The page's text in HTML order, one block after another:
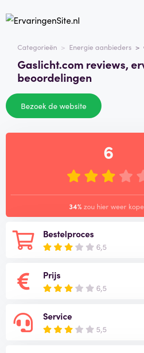
Categorieën Energie aanbieders
Gaslicht.com reviews,
beoordelingen
Bezoek de website
Bestelproces
6,5
Prijs
6,5
Service
5,5
6
34% zou hier weer